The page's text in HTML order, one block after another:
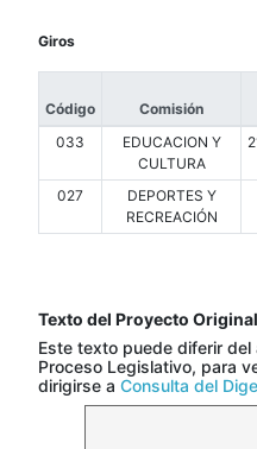
Giros
Código Comisión
033
EDUCACION Y
CULTURA
027
DEPORTES Y
RECREACIÓN
Texto del Proyecto
Este texto puede diferir
Proceso Legislativo, para
dirigirse a Consulta del